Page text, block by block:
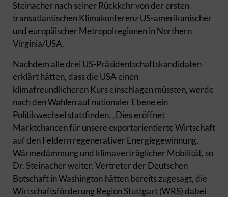
Steinacher nach seiner Rückkehr von der ersten
transatlantischen Klimakonferenz US-amerikanischer
und europäischer Metropolregionen in Northern
Virginia/USA.
Nachdem alle drei US-Präsidentschaftskandidaten
erklärt hätten, dass die USA einen
klimafreundlicheren Kurs einschlagen müssten, werde
nach den Wahlen auf nationaler Ebene ein
Politikwechsel stattfinden. „Dies eröffnet
Marktchancen für unsere exportorientierte Wirtschaft
auf den Feldern regenerativer Energiegewinnung,
Wärmedämmung und klimaverträglicher Mobilität, so
Dr. Steinacher weiter. Vertreter der Deutschen
Botschaft in Washington hätten bereits zugesagt, die
Wirtschaftsförderung Region Stuttgart (WRS) dabei